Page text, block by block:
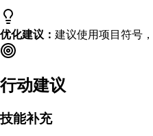
优化建议： 建议使用项目符号
行动建议
技能补充